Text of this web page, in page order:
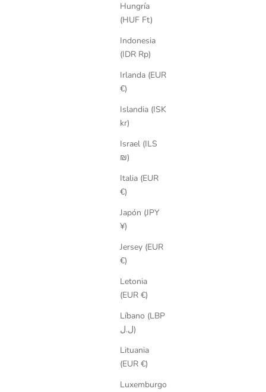
Hungría
(HUF Ft)
Indonesia
(IDR Rp)
Irlanda (EUR
€)
Islandia (ISK
kr)
Israel (ILS
₪)
Italia (EUR
€)
Japón (JPY
¥)
Jersey (EUR
€)
Letonia
(EUR €)
Líbano (LBP
ل.ل)
Lituania
(EUR €)
Luxemburgo